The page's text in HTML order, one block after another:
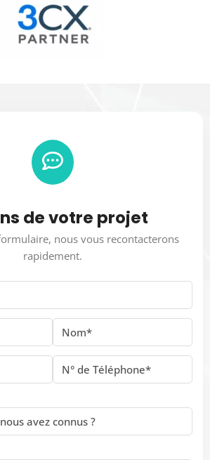
de votre projet
nous vous recontacterons
rapidement.